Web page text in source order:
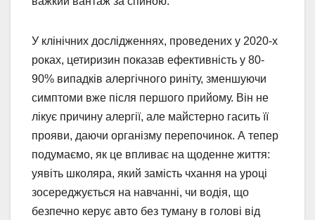
У клінічних дослідженнях, проведених у 2020-х
роках, цетиризин показав ефективність у 80-
90% випадків алергічного риніту, зменшуючи
симптоми вже після першого прийому. Він не
лікує причину алергії, але майстерно гасить її
прояви, даючи організму перепочинок. А тепер
подумаємо, як це впливає на щоденне життя:
уявіть школяра, який замість чхання на уроці
зосереджується на навчанні, чи водія, що
безпечно керує авто без туману в голові від